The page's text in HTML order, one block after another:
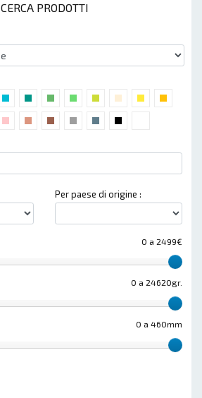
CERCA PRODOTTI
Per paese di origine :
0 a 2499€
0 a 24620gr.
0 a 460mm